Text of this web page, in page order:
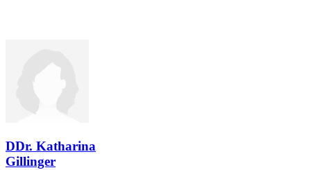
DDr. Katharina
Gillinger